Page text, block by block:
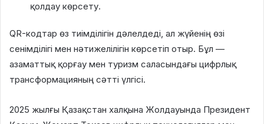
қолдау көрсету.
QR-кодтар өз тиімділігін дәлелдеді, ал жүйенің өзі
сенімділігі мен нәтижелілігін көрсетіп отыр. Бұл —
азаматтық қорғау мен туризм саласындағы цифрлық
трансформацияның сәтті үлгісі.
2025 жылғы Қазақстан халқына Жолдауында Президент